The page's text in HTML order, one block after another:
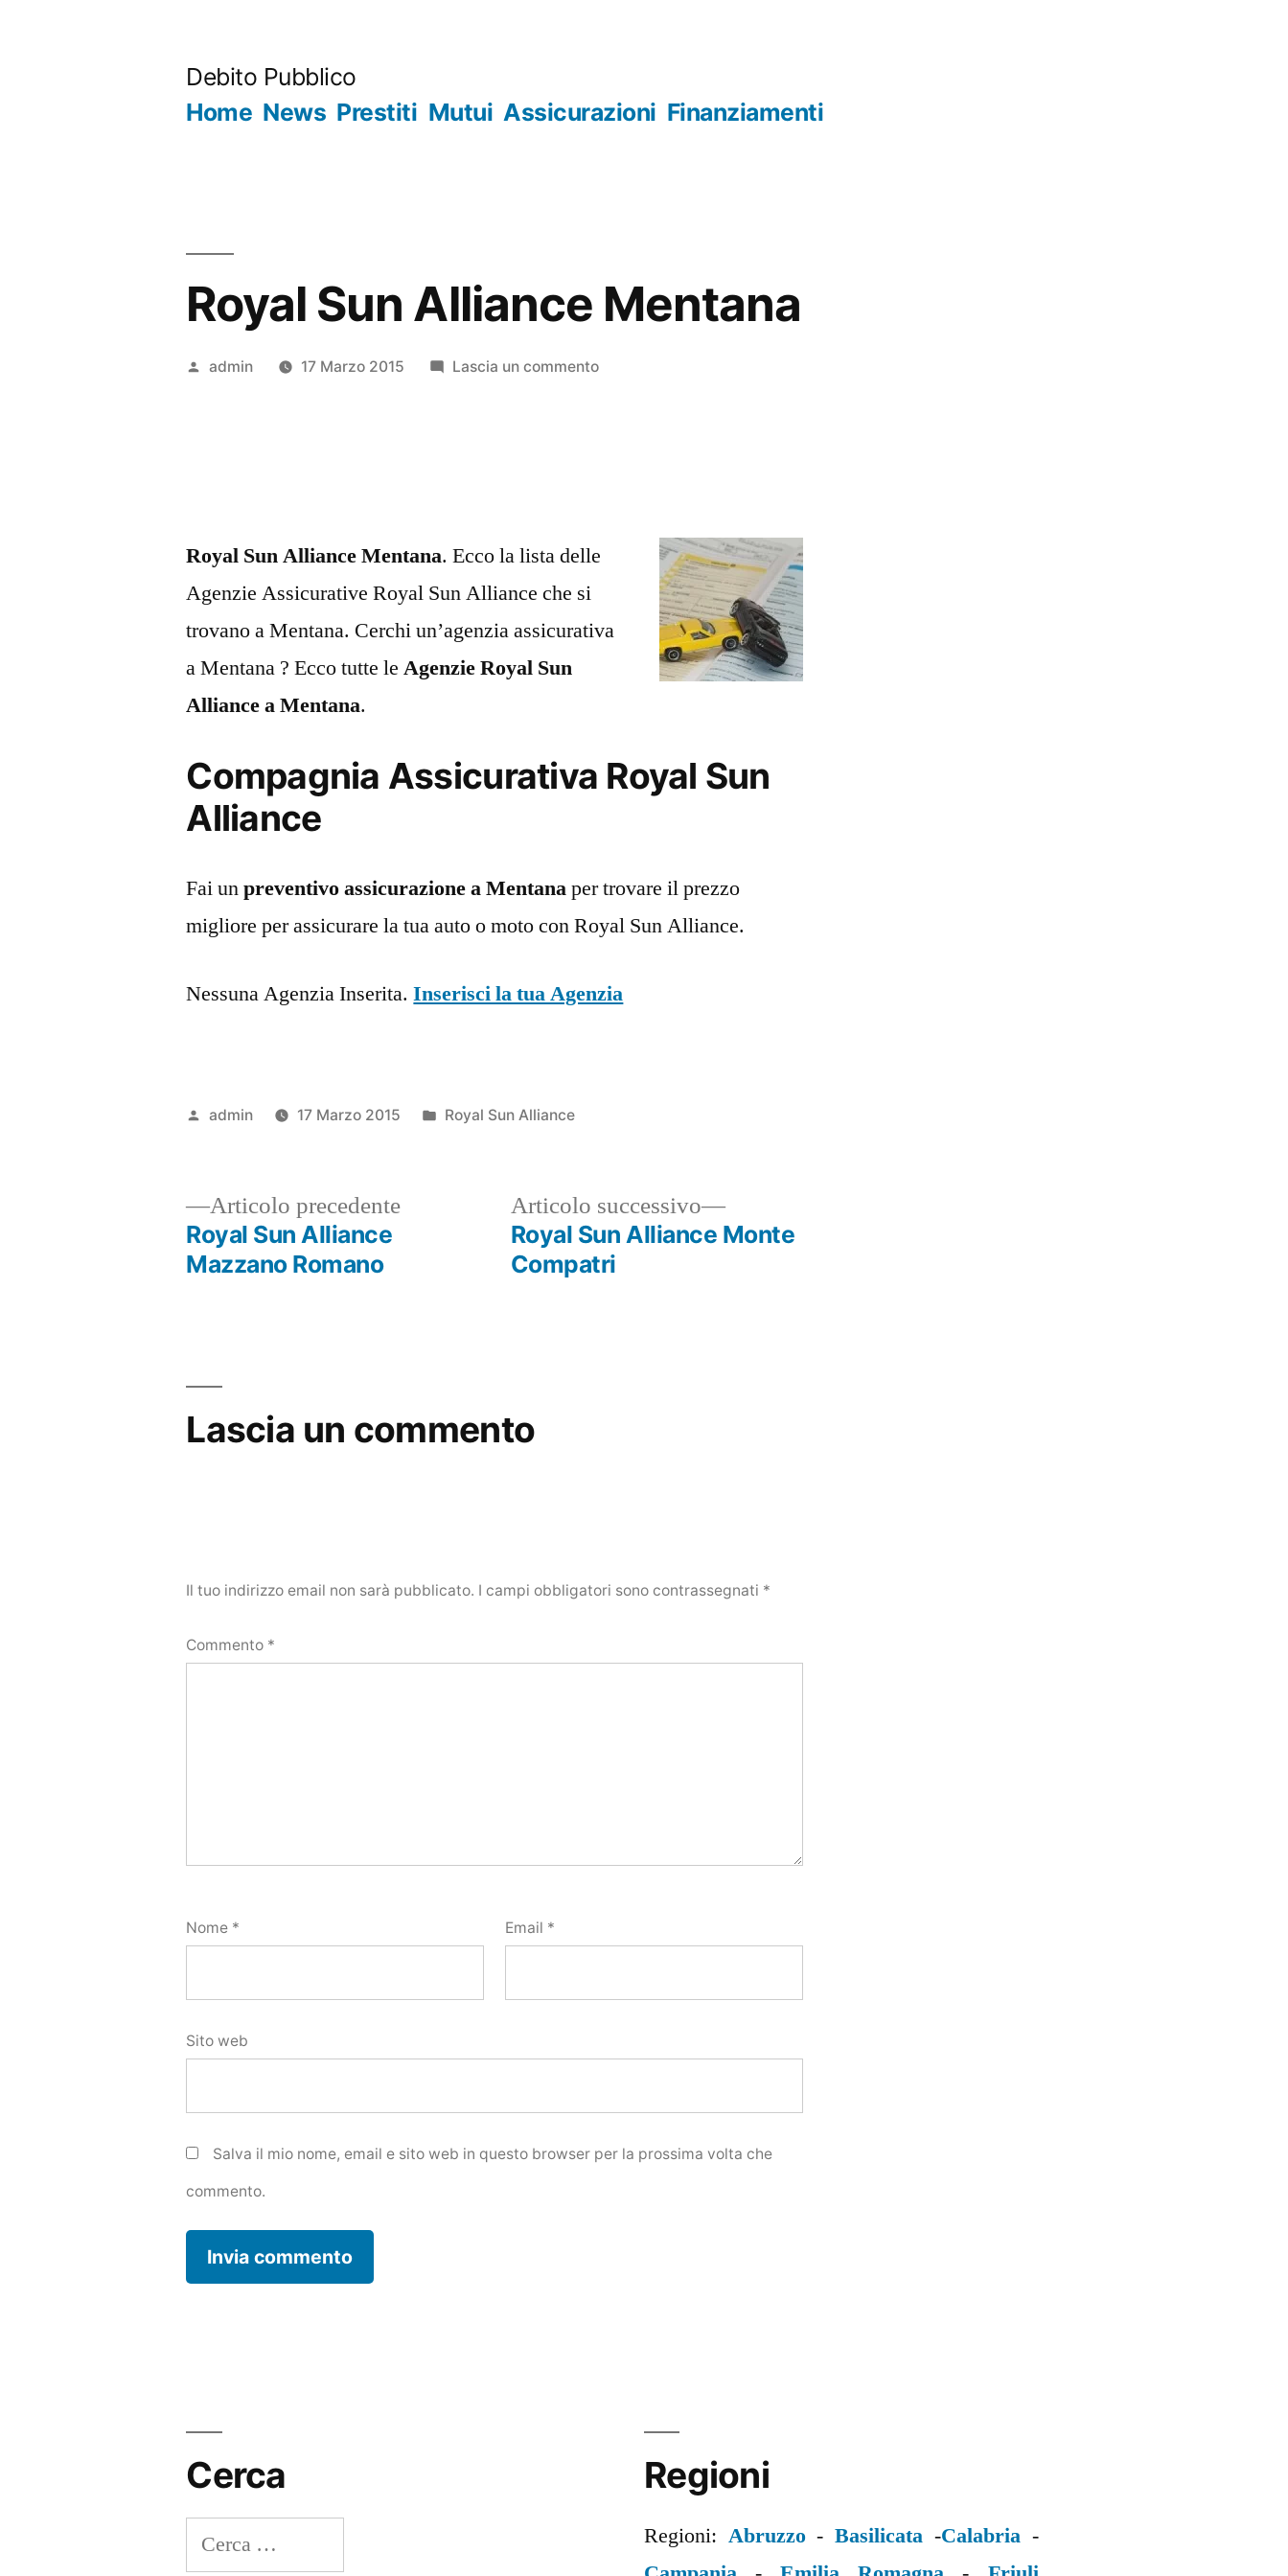
Debito Pubblico
Home News Prestiti Mutui Assicurazioni Finanziamenti
Royal Sun Alliance Mentana
Pubblicato
admin 17 Marzo 2015 Lascia un commentosu
Royal Sun Alliance Mentana. Ecco la lista delle
Agenzie Assicurative Royal Sun Alliance che si
trovano a Mentana. Cerchi un’agenzia assicurativa
a Mentana ? Ecco tutte leAgenzie Royal Sun
Alliance a Mentana.
Compagnia Assicurativa Royal Sun
Alliance
Fai unpreventivo assicurazione a Mentanaper trovare il prezzo
migliore per assicurare la tua auto o moto con Royal Sun Alliance.
Nessuna Agenzia Inserita. Inserisci la tua Agenzia
Pubblicato
admin 17 Marzo 2015
Pubblicato
Royal Sun Alliance
Navigazione
Articolo precedenteArticolo
Royal Sun Alliance
Mazzano Romano
Articolo successivo
Articolo
successivo:
Royal Sun Alliance Monte
Compatri
Lascia un commento
Il tuo indirizzo email non sarà pubblicato. I campi obbligatori sono contrassegnati *
Commento *
Nome * Email *
Sito web
Salva il mio nome, email e sito web in questo browser per la prossima volta che
commento.
Cerca
Ricerca
Regioni
Regioni: Abruzzo-Basilicata -Calabria-